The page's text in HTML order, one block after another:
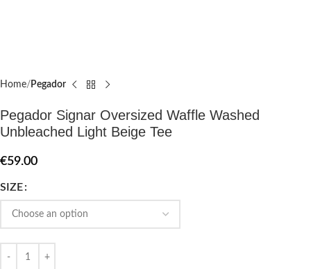
Home Pegador​
Pegador Signar Oversized Waffle Washed
Unbleached Light Beige Tee
€59.00
SIZE